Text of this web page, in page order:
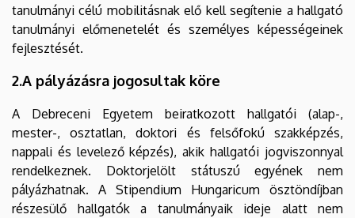
tanulmányi célú mobilitásnak elő kell segítenie a hallgató
tanulmányi előmenetelét és személyes képességeinek
fejlesztését.
2.A pályázásra jogosultak köre
A Debreceni Egyetem beiratkozott hallgatói (alap-,
mester-, osztatlan, doktori és felsőfokú szakképzés,
nappali és levelező képzés), akik hallgatói jogviszonnyal
rendelkeznek. Doktorjelölt státuszú egyének nem
pályázhatnak. A Stipendium Hungaricum ösztöndíjban
részesülő hallgatók a tanulmányaik ideje alatt nem